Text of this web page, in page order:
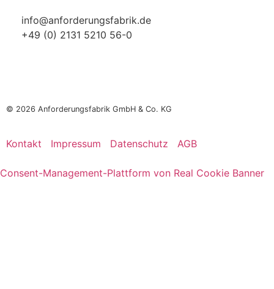
info@anforderungsfabrik.de
+49 (0) 2131 5210 56-0
© 2026 Anforderungsfabrik GmbH & Co. KG
Kontakt Impressum Datenschutz AGB
Consent-Management-Plattform von Real Cookie Banner